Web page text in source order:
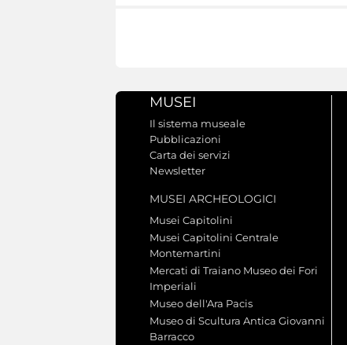
MUSEI
Il sistema museale
Pubblicazioni
Carta dei servizi
Newsletter
MUSEI ARCHEOLOGICI
Musei Capitolini
Musei Capitolini Centrale
Montemartini
Mercati di Traiano Museo dei Fori
Imperiali
Museo dell'Ara Pacis
Museo di Scultura Antica Giovanni
Barracco